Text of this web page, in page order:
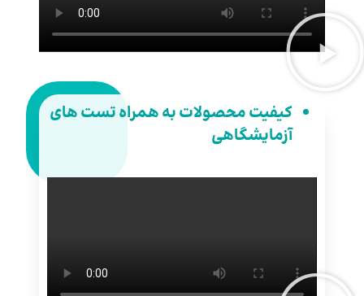
کیفیت محصولات به همراه تست های
آزمایشگاهی